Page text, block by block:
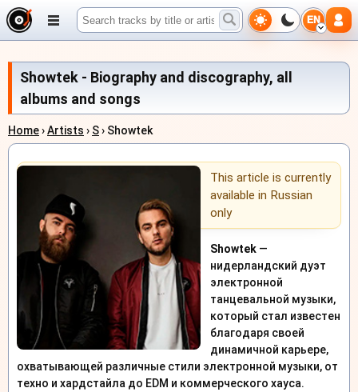
EN
Showtek - Biography and discography, all
albums and songs
Home›Artists › S› Showtek
This article is currently
available in Russian
only
Showtek —
нидерландский дуэт
электронной
танцевальной музыки,
который стал известен
благодаря своей
динамичной карьере,
охватывающей различные стили электронной музыки, от
техно и хардстайла до EDM и коммерческого хауса.